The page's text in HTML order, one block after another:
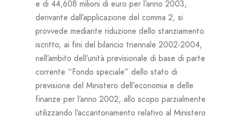
e di 44,608 milioni di euro per l’anno 2003,
derivante dall’applicazione del comma 2, si
provvede mediante riduzione dello stanziamento
iscritto, ai fini del bilancio triennale 2002-2004,
nell’ambito dell’unità previsionale di base di parte
corrente “Fondo speciale” dello stato di
previsione del Ministero dell’economia e delle
finanze per l’anno 2002, allo scopo parzialmente
utilizzando l’accantonamento relativo al Ministero